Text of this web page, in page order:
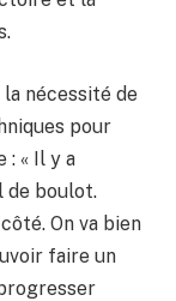
nécessité de
pour
« Il y a
de boulot.
On va bien
faire un